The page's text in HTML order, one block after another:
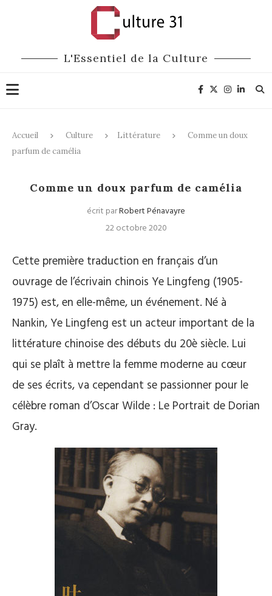
L'Essentiel de la Culture
Accueil Culture Littérature
Comme un doux
parfum de camélia
Comme un doux parfum de camélia
écrit parRobert Pénavayre
22 octobre 2020
Cette première traduction en français d’un
ouvrage de l’écrivain chinois Ye Lingfeng (1905-
1975) est, en elle-même, un événement. Né à
Nankin, Ye Lingfeng est un acteur important de la
littérature chinoise des débuts du 20è siècle. Lui
qui se plaît à mettre la femme moderne au cœur
de ses écrits, va cependant se passionner pour le
célèbre roman d’Oscar Wilde : Le Portrait de Dorian
Gray.